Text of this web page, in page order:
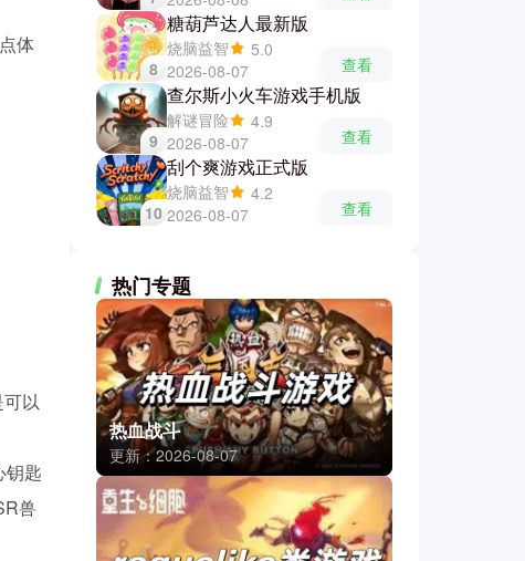
体
以
钥匙
兽
8
糖葫芦达人最新版
烧脑益智
5.0
2026-08-07
查看
9
查尔斯小火车游戏手机版
解谜冒险
4.9
2026-08-07
查看
10
刮个爽游戏正式版
烧脑益智
4.2
2026-08-07
查看
热门专题
热血战斗
更新：2026-08-07